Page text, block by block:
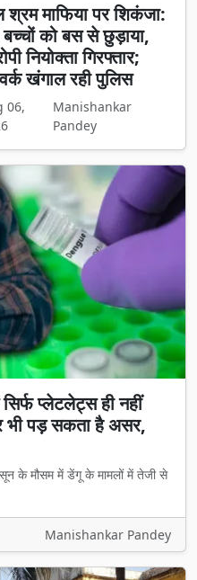
श्रम माफिया पर शिकंजा:
को बस से छुड़ाया,
नियोक्ता गिरफ्तार;
खंगाल रही पुलिस
06,
Manishankar
Pandey
प्लेटलेट्स ही नहीं
भी पड़ सकता है असर,
के मौसम में डेंगू के मामलों में तेजी से
Manishankar Pandey